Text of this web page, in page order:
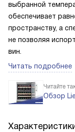
выбранной
обеспечивает
пространству, а
не позволяя
вин.
Читать подробнее
Читайте
Обзор